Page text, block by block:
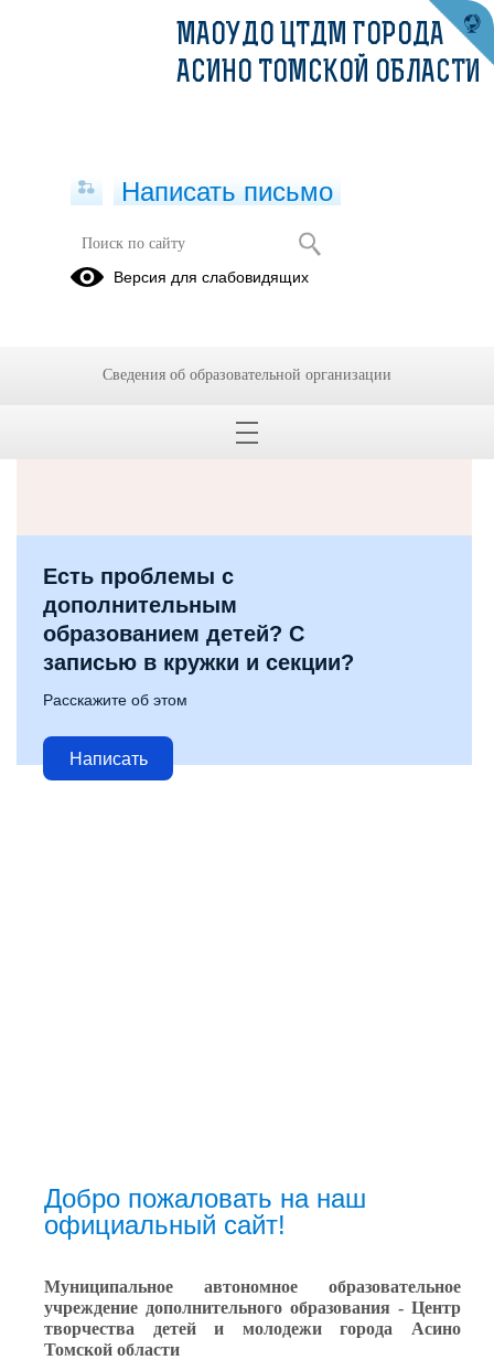
Есть проблемы с
дополнительным
образованием детей? С
записью в кружки и секции?
Расскажите об этом
Написать
Добро пожаловать на наш
официальный сайт!
Муниципальное автономное образовательное
учреждение дополнительного образования - Центр
творчества детей и молодежи города Асино
Томской области
МАОУДО ЦТДМ ГОРОДА
АСИНО ТОМСКОЙ ОБЛАСТИ
Написать письмо
Версия для слабовидящих
Сведения об образовательной организации